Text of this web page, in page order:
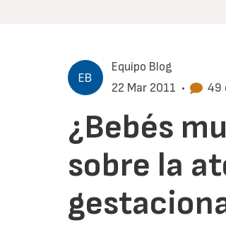
Equipo Blog
22 Mar 2011 • 49
¿Bebés
sobre la